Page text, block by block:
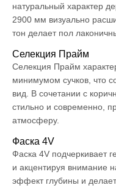
натуральный характер
2900 мм визуально
тон делает пол
Селекция Прайм
Селекция Прайм
минимумом сучков, что
вид. В сочетании с
стильно и современно,
атмосферу.
Фаска 4V
Фаска 4V подчеркивает
и акцентируя внимание
эффект глубины и